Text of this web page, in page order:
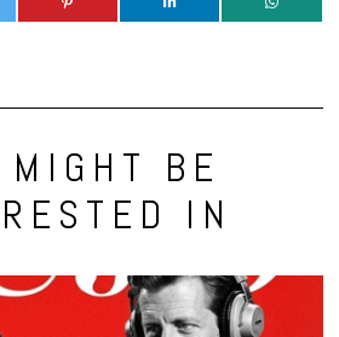
MIGHT BE
IN